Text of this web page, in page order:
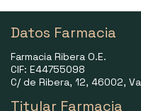
Datos Farmacia
Farmacia Ribera O.E.
CIF: E44755098
C/ de Ribera, 12, 46002,
Titular Farmacia